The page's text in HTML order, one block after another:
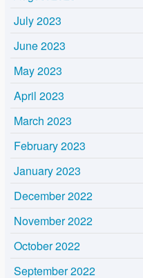
July 2023
June 2023
May 2023
April 2023
March 2023
February 2023
January 2023
December 2022
November 2022
October 2022
September 2022